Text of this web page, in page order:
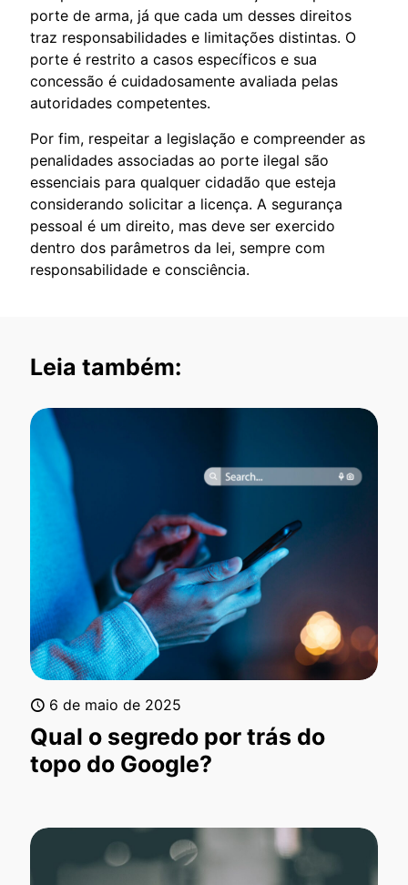
porte de arma, já que cada um desses direitos
traz responsabilidades e limitações distintas. O
porte é restrito a casos específicos e sua
concessão é cuidadosamente avaliada pelas
autoridades competentes.
Por fim, respeitar a legislação e compreender as
penalidades associadas ao porte ilegal são
essenciais para qualquer cidadão que esteja
considerando solicitar a licença. A segurança
pessoal é um direito, mas deve ser exercido
dentro dos parâmetros da lei, sempre com
responsabilidade e consciência.
Leia também:
6 de maio de 2025
Qual o segredo por trás do
topo do Google?